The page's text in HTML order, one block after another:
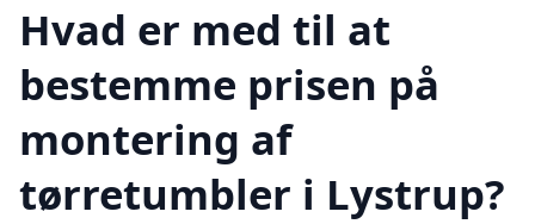
Hvad er med til at
bestemme prisen på
montering af
tørretumbler i Lystrup?